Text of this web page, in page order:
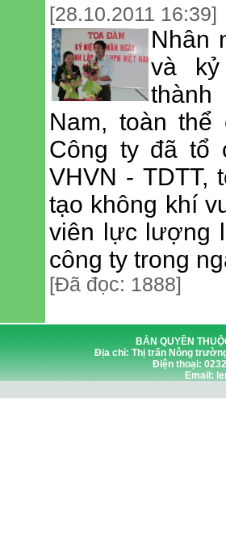
[28.10.2011 16:39]
Nhân
và
Nam, toàn
Công ty đã tổ
VHVN - TDTT,
tạo không khí
viên lực lượng
công ty trong
[Đã đọc: 1888]
BẢN QUYỀN
Địa chỉ: Thị trấn Nông
Điện thoại:
Email: